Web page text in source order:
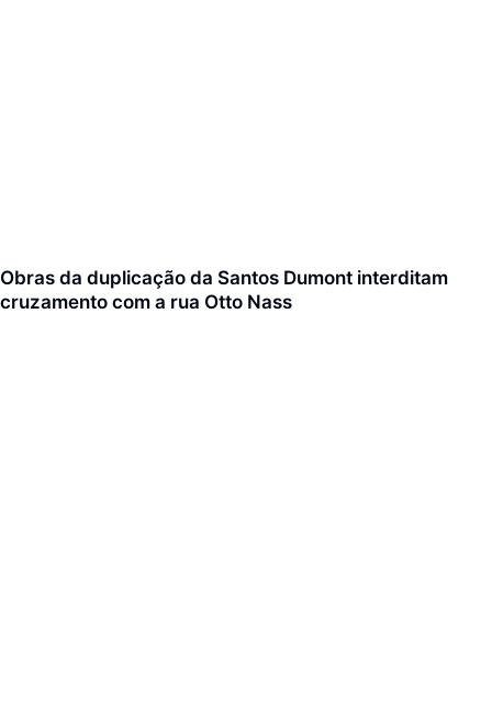
Obras da duplicação da Santos Dumont interditam
cruzamento com a rua Otto Nass